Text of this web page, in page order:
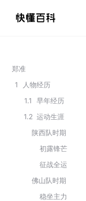
郑准
1
人物经历
1.1
早年经历
1.2 运动生涯
陕西队时期
初露锋芒
征战全运
佛山队时期
稳坐主力